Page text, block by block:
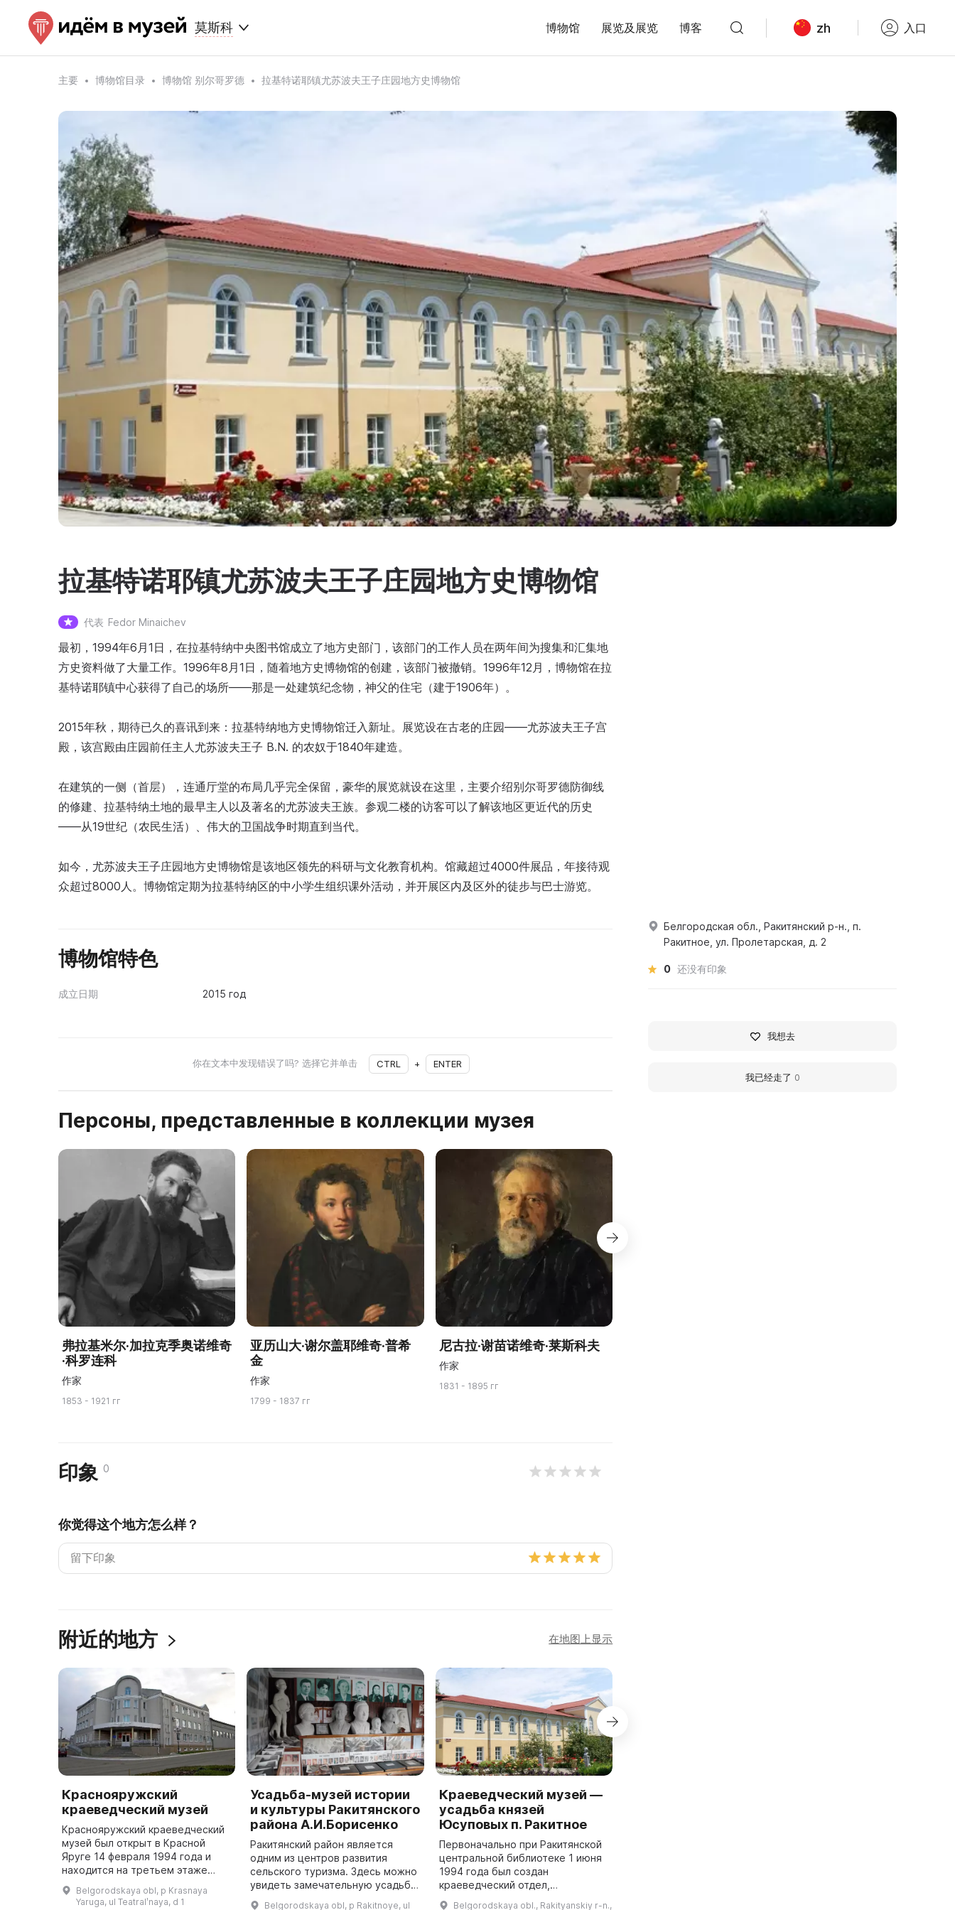
莫斯科 博物馆 展览及展览 博客 zh 入口
主要 博物馆目录 博物馆 别尔哥罗德 拉基特诺耶镇尤苏波夫王子庄园地方史博物馆
拉基特诺耶镇尤苏波夫王子庄园地方史博物馆
代表 Fedor Minaichev
最初，1994年6月1日，在拉基特纳中央图书馆成立了地方史部门，该部门的工作人员在两年间为搜集和汇集地
方史资料做了大量工作。1996年8月1日，随着地方史博物馆的创建，该部门被撤销。1996年12月，博物馆在拉
基特诺耶镇中心获得了自己的场所——那是一处建筑纪念物，神父的住宅（建于1906年）。
2015年秋，期待已久的喜讯到来：拉基特纳地方史博物馆迁入新址。展览设在古老的庄园——尤苏波夫王子宫
殿，该宫殿由庄园前任主人尤苏波夫王子 B.N. 的农奴于1840年建造。
在建筑的一侧（首层），连通厅堂的布局几乎完全保留，豪华的展览就设在这里，主要介绍别尔哥罗德防御线
的修建、拉基特纳土地的最早主人以及著名的尤苏波夫王族。参观二楼的访客可以了解该地区更近代的历史
——从19世纪（农民生活）、伟大的卫国战争时期直到当代。
如今，尤苏波夫王子庄园地方史博物馆是该地区领先的科研与文化教育机构。馆藏超过4000件展品，年接待观
众超过8000人。博物馆定期为拉基特纳区的中小学生组织课外活动，并开展区内及区外的徒步与巴士游览。
博物馆特色
成立日期 2015 год
你在文本中发现错误了吗? 选择它并单击 CTRL + ENTER
Персоны, представленные в коллекции музея
弗拉基米尔·加拉克季奥诺维奇
·科罗连科
作家
1853 - 1921 гг
亚历山大·谢尔盖耶维奇·普希
金
作家
1799 - 1837 гг
尼古拉·谢苗诺维奇·莱斯科夫
作家
1831 - 1895 гг
印象 0
你觉得这个地方怎么样？
附近的地方 在地图上显示
Краснояружский
краеведческий музей
Краснояружский краеведческий
музей был открыт в Красной
Яруге 14 февраля 1994 года и
находится на третьем этаже
Культурно-исторического центра
с 2005 года. Здесь представлены
Belgorodskaya obl, p Krasnaya
Yaruga, ul Teatralʹnaya, d 1
Усадьба-музей истории
и культуры Ракитянского
района А.И.Борисенко
Ракитянский район является
одним из центров развития
сельского туризма. Здесь можно
увидеть замечательную усадьбу,
принадлежащую Анатолию
Belgorodskaya obl, p Rakitnoye, ul
Краеведческий музей —
усадьба князей
Юсуповых п. Ракитное
Первоначально при Ракитянской
центральной библиотеке 1 июня
1994 года был создан
краеведческий отдел,
сотрудниками которого в
Belgorodskaya obl., Rakityanskiy r-n.,
Белгородская обл., Ракитянский р-н., п.
Ракитное, ул. Пролетарская, д. 2
0 还没有印象
我想去
我已经走了 0